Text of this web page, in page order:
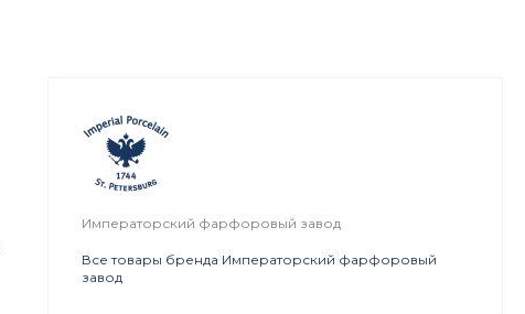
Императорский фарфоровый завод
Все товары бренда Императорский фарфоровый
завод